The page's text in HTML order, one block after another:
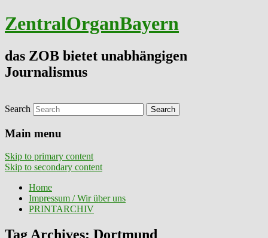
ZentralOrganBayern
das ZOB bietet unabhängigen
Journalismus
Search
Main menu
Skip to primary content
Skip to secondary content
Home
Impressum / Wir über uns
PRINTARCHIV
Tag Archives: Dortmund